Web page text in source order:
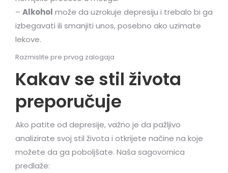
– Alkohol može da uzrokuje depresiju i trebalo bi ga
izbegavati ili smanjiti unos, posebno ako uzimate
lekove.
Razmislite pre prvog zalogaja
Kakav se stil života
preporučuje
Ako patite od depresije, važno je da pažljivo
analizirate svoj stil života i otkrijete načine na koje
možete da ga poboljšate. Naša sagovornica
predlaže: